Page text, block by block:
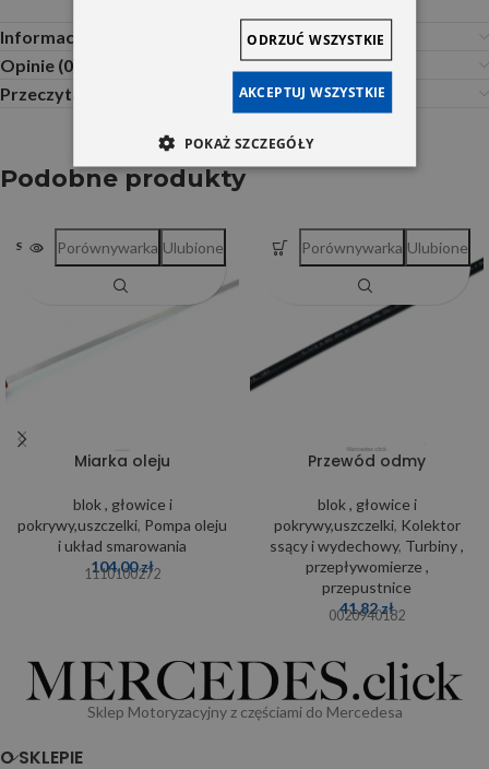
Informacje dodatkowe
Opinie (0)
Przeczytaj Przed Zakupem
Podobne produkty
SOLD OUT
Miarka oleju
blok , głowice i
pokrywy,uszczelki, Pompa oleju
i układ smarowania
104,00zł
1110100272
Porównywarka Ulubione
Przewód odmy
blok , głowice i
pokrywy,uszczelki, Kolektor
ssący i wydechowy, Turbiny ,
przepływomierze ,
przepustnice
41,82zł
0020940182
Porównywarka Ulubione
Sklep Motoryzacyjny z częściami do Mercedesa
O SKLEPIE
AKCEPTUJ WSZYSTKIE
ODRZUĆ WSZYSTKIE
POKAŻ SZCZEGÓŁY